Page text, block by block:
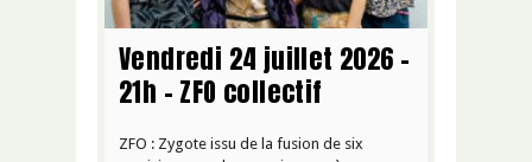
Vendredi 24 juillet 2026 –
21h – ZFO collectif
ZFO : Zygote issu de la fusion de six